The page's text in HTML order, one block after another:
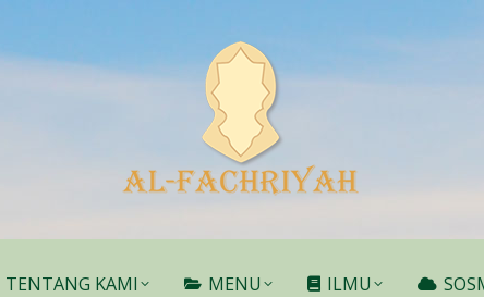
TENTANG KAMI MENU ILMU
TENTANG KAMI MENU